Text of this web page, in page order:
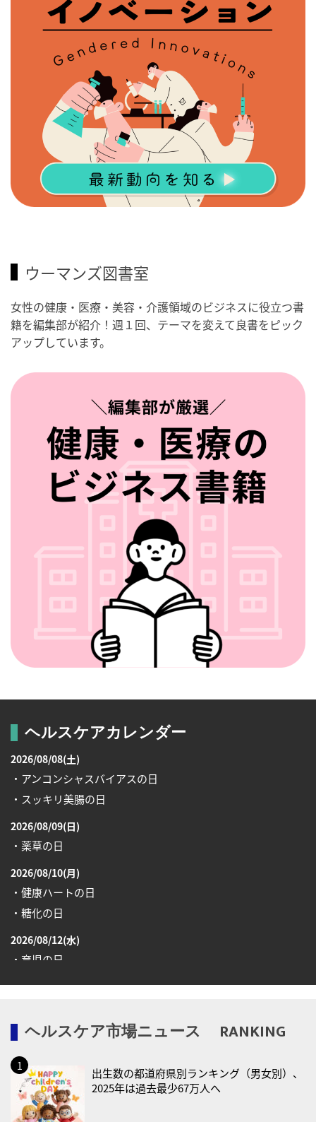
ウーマンズ図書室
女性の健康・医療・美容・介護領域のビジネスに役立つ書
籍を編集部が紹介！週１回、テーマを変えて良書をピック
アップしています。
ヘルスケアカレンダー
2026/08/08(土)
・アンコンシャスバイアスの日
・スッキリ美腸の日
2026/08/09(日)
・薬草の日
2026/08/10(月)
・健康ハートの日
・糖化の日
2026/08/12(水)
・育児の日
2026/08/13(木)
2026/08/17(月)
2026/08/18(火)
・防犯の日
ヘルスケア市場ニュース RANKING
出生数の都道府県別ランキング（男女別）、
2025年は過去最少67万人へ